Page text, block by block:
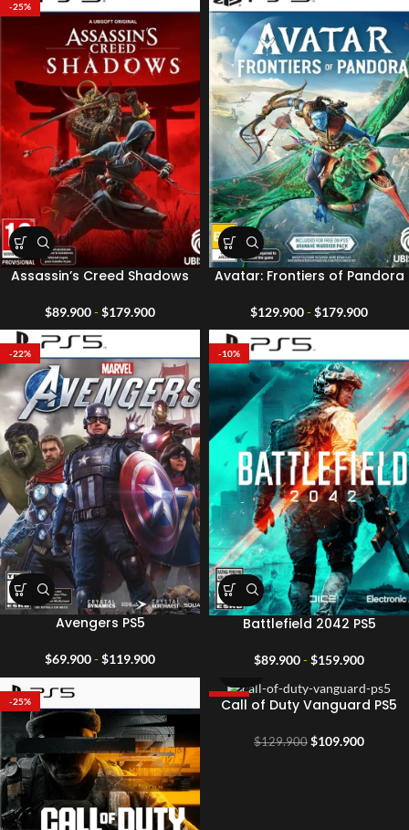
desde
$49.900
hasta
$159.900
-25%
Assassin’s Creed Shadows
$89.900-$179.900Rango
de
desde
$89.900
hasta
$179.900
Avatar: Frontiers of Pandora
$129.900-$179.900Rango
de
desde
hasta
-22%
Avengers PS5
$69.900-$119.900Rango
de
desde
$69.900
hasta
$119.900
-10%
Battlefield 2042 PS5
$89.900-$159.900Rango
precios:
desde
hasta
-25% -15%
Call of Duty Vanguard PS5
$129.900 El
$109.900El